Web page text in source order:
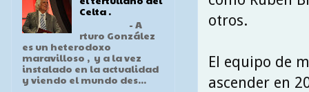
otros.
El equipo de
ascender en
Celta .
- A
rturo González
es un heterodoxo
maravilloso , y a la vez
instalado en la actualidad
y viendo el mundo des...